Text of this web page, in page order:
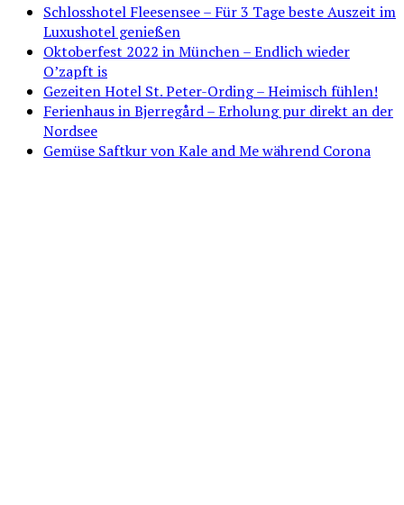
Schlosshotel Fleesensee – Für 3 Tage beste Auszeit im
Luxushotel genießen
Oktoberfest 2022 in München – Endlich wieder
O’zapft is
Gezeiten Hotel St. Peter-Ording – Heimisch fühlen!
Ferienhaus in Bjerregård – Erholung pur direkt an der
Nordsee
Gemüse Saftkur von Kale and Me während Corona